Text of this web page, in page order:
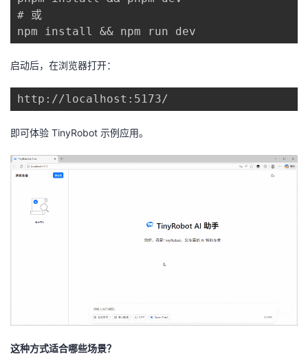
# 或
启动后，在浏览器打开：
即可体验 TinyRobot 示例应用。
这种方式适合哪些场景？